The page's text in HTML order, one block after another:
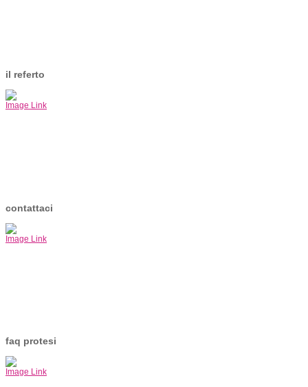
il referto
Image Link
contattaci
Image Link
faq protesi
Image Link